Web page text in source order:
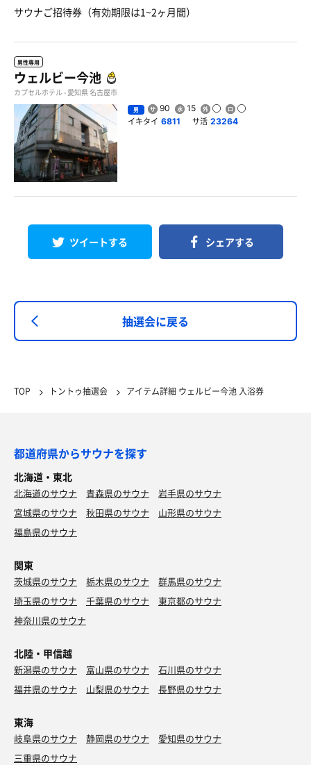
サウナご招待券（有効期限は1~2ヶ月間）
男性専用
ウェルビー今池
カプセルホテル - 愛知県 名古屋市
男 90 15
イキタイ 6811 サ活 23264
ツイートする シェアする
抽選会に戻る
TOP トントゥ抽選会 アイテム詳細 ウェルビー今池 入浴券
都道府県からサウナを探す
北海道・東北
北海道のサウナ 青森県のサウナ
岩手県のサウナ
宮城県のサウナ
秋田県のサウナ
山形県のサウナ
福島県のサウナ
関東
茨城県のサウナ 栃木県のサウナ
群馬県のサウナ
埼玉県のサウナ
千葉県のサウナ
東京都のサウナ
神奈川県のサウナ
北陸・甲信越
新潟県のサウナ 富山県のサウナ
石川県のサウナ
福井県のサウナ
山梨県のサウナ 長野県のサウナ
東海
岐阜県のサウナ 静岡県のサウナ
愛知県のサウナ
三重県のサウナ